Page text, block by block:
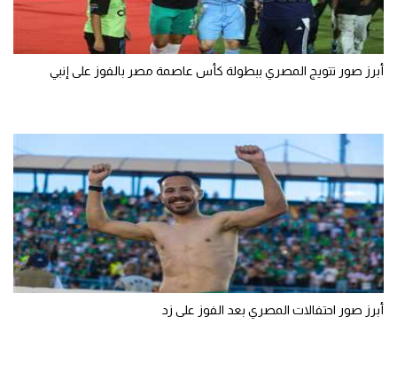
أبرز صور تتويج المصري ببطولة كأس عاصمة مصر بالفوز على إنبي
أبرز صور احتفالات المصري بعد الفوز على زد